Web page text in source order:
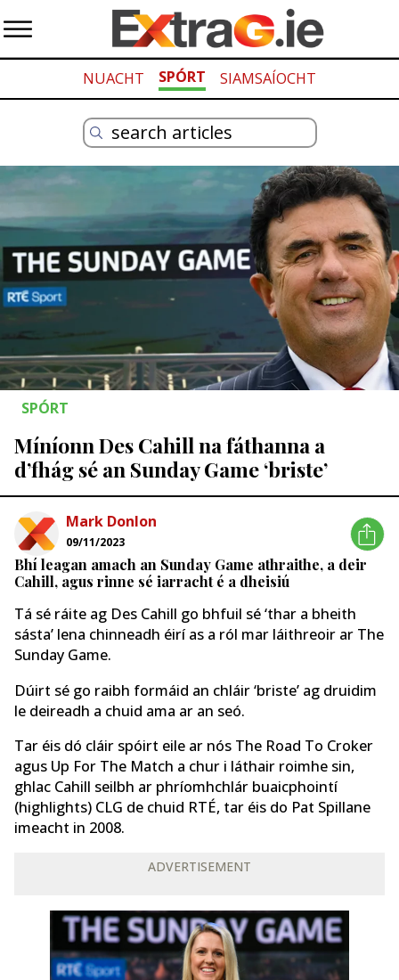
NUACHT SPÓRT SIAMSAÍOCHT
SPÓRT
Míníonn Des Cahill na fáthanna a
d’fhág sé an Sunday Game ‘briste’
Mark Donlon
09/11/2023
Bhí leagan amach an Sunday Game athraithe, a deir
Cahill, agus rinne sé iarracht é a dheisiú
Tá sé ráite ag Des Cahill go bhfuil sé ‘thar a bheith
sásta’ lena chinneadh éirí as a ról mar láithreoir ar The
Sunday Game.
Dúirt sé go raibh formáid an chláir ‘briste’ ag druidim
le deireadh a chuid ama ar an seó.
Tar éis dó cláir spóirt eile ar nós The Road To Croker
agus Up For The Match a chur i láthair roimhe sin,
ghlac Cahill seilbh ar phríomhchlár buaicphointí
(highlights) CLG de chuid RTÉ, tar éis do Pat Spillane
imeacht in 2008.
ADVERTISEMENT